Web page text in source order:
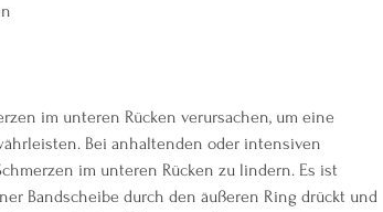
im unteren Rücken verursachen, um eine
Bei anhaltenden oder intensiven
im unteren Rücken zu lindern. Es ist
Bandscheibe durch den äußeren Ring drückt und